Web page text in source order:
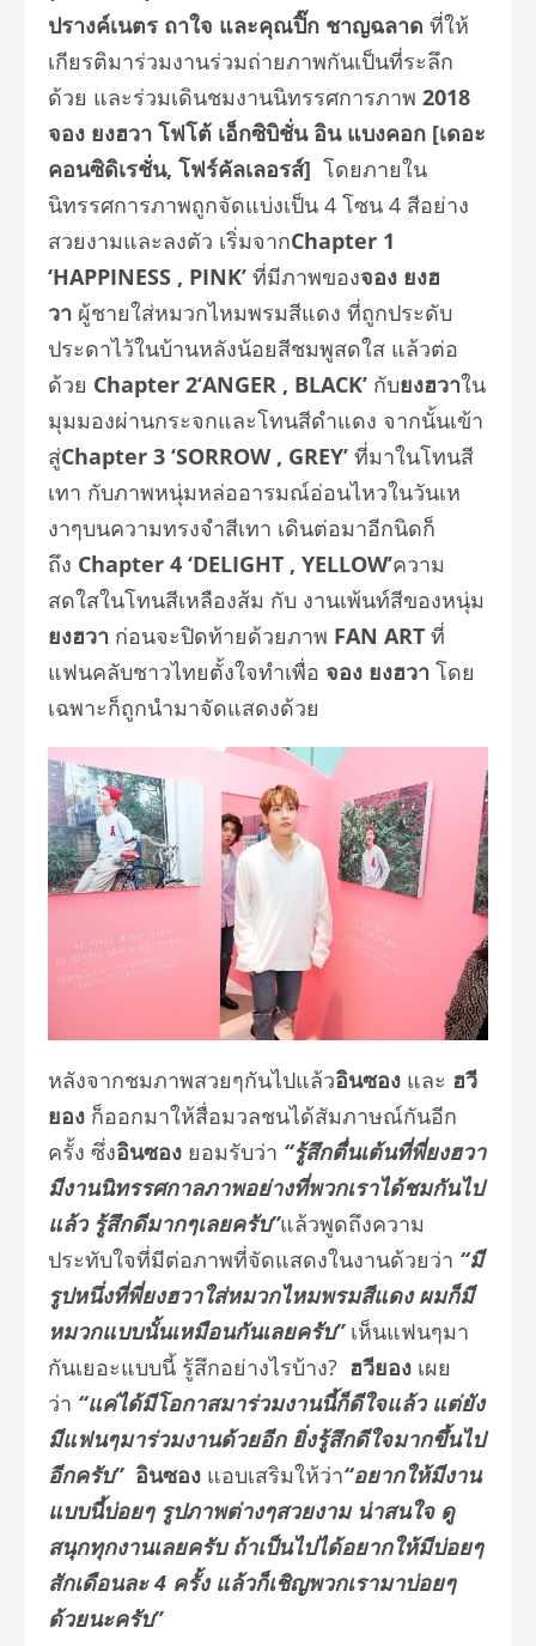
ปรางค์เนตร ถาใจ และคุณปิ๊ก ชาญฉลาด ที่ให้
เกียรติมาร่วมงานร่วมถ่ายภาพกันเป็นที่ระลึก
ด้วย และร่วมเดินชมงานนิทรรศการภาพ 2018
จอง ยงฮวา โฟโต้ เอ็กซิบิชั่น อิน แบงคอก [เดอะ
คอนซิดิเรชั่น, โฟร์คัลเลอรส์] โดยภายใน
นิทรรศการภาพถูกจัดแบ่งเป็น 4 โซน 4 สีอย่าง
สวยงามและลงตัว เริ่มจากChapter 1
‘HAPPINESS , PINK’ ที่มีภาพของจอง ยงฮ
วา ผู้ชายใส่หมวกไหมพรมสีแดง ที่ถูกประดับ
ประดาไว้ในบ้านหลังน้อยสีชมพูสดใส แล้วต่อ
ด้วย Chapter 2‘ANGER , BLACK’ กับยงฮวาใน
มุมมองผ่านกระจกและโทนสีดำแดง จากนั้นเข้า
สู่Chapter 3 ‘SORROW , GREY’ ที่มาในโทนสี
เทา กับภาพหนุ่มหล่ออารมณ์อ่อนไหวในวันเห
งาๆบนความทรงจำสีเทา เดินต่อมาอีกนิดก็
ถึง Chapter 4 ‘DELIGHT , YELLOW’ความ
สดใสในโทนสีเหลืองส้ม กับ งานเพ้นท์สีของหนุ่ม
ยงฮวา ก่อนจะปิดท้ายด้วยภาพ FAN ART ที่
แฟนคลับชาวไทยตั้งใจทำเพื่อ จอง ยงฮวา โดย
เฉพาะก็ถูกนำมาจัดแสดงด้วย
หลังจากชมภาพสวยๆกันไปแล้วอินซอง และ ฮวี
ยอง ก็ออกมาให้สื่อมวลชนได้สัมภาษณ์กันอีก
ครั้ง ซึ่งอินซอง ยอมรับว่า “รู้สึกตื่นเต้นที่พี่ยงฮวา
มีงานนิทรรศกาลภาพอย่างที่พวกเราได้ชมกันไป
แล้ว รู้สึกดีมากๆเลยครับ”แล้วพูดถึงความ
ประทับใจที่มีต่อภาพที่จัดแสดงในงานด้วยว่า “มี
รูปหนึ่งที่พี่ยงฮวาใส่หมวกไหมพรมสีแดง ผมก็มี
หมวกแบบนั้นเหมือนกันเลยครับ” เห็นแฟนๆมา
กันเยอะแบบนี้ รู้สึกอย่างไรบ้าง? ฮวียอง เผย
ว่า “แค่ได้มีโอกาสมาร่วมงานนี้ก็ดีใจแล้ว แต่ยัง
มีแฟนๆมาร่วมงานด้วยอีก ยิ่งรู้สึกดีใจมากขึ้นไป
อีกครับ” อินซอง แอบเสริมให้ว่า“อยากให้มีงาน
แบบนี้บ่อยๆ รูปภาพต่างๆสวยงาม น่าสนใจ ดู
สนุกทุกงานเลยครับ ถ้าเป็นไปได้อยากให้มีบ่อยๆ
สักเดือนละ4 ครั้ง แล้วก็เชิญพวกเรามาบ่อยๆ
ด้วยนะครับ”